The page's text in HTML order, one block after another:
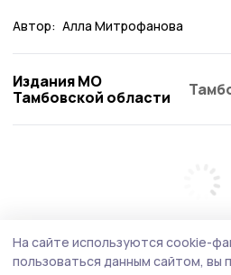
Автор: Алла Митрофанова
Издания МО
Тамбовской области
На сайте используются cookie-
пользоваться данным сайтом, вы